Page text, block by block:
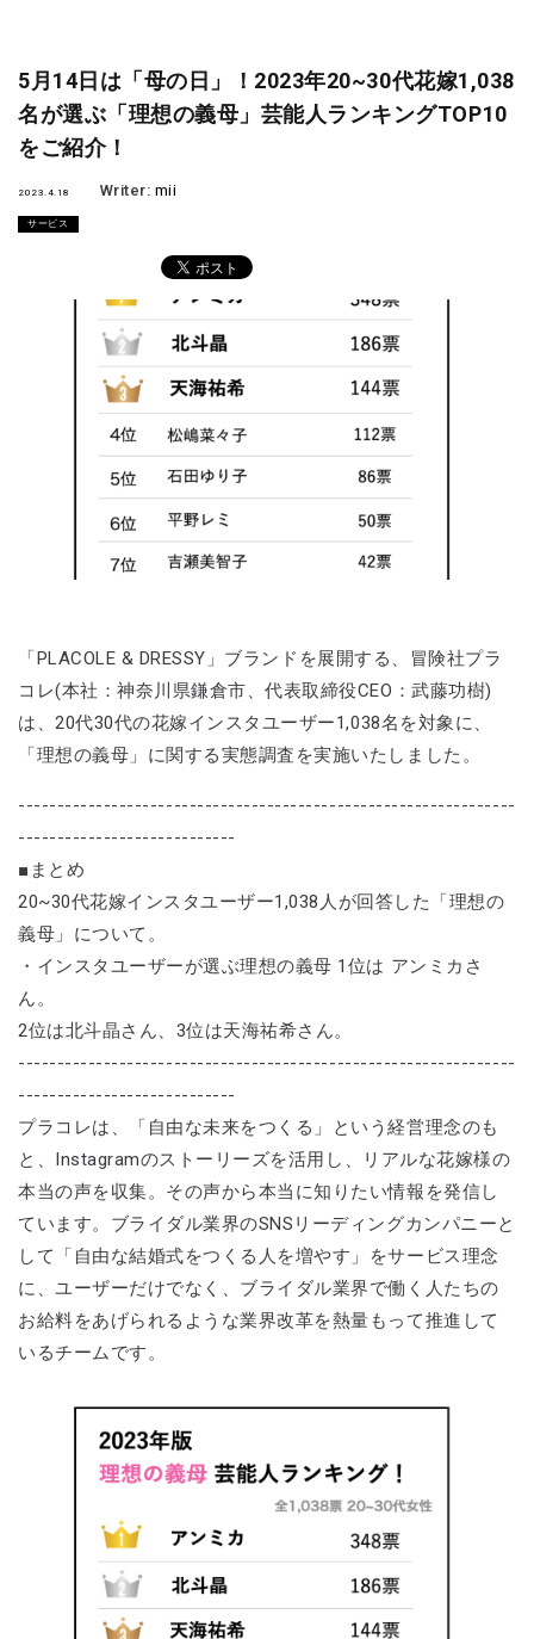
5月14日は「母の日」！2023年20~30代花嫁1,038
名が選ぶ「理想の義母」芸能人ランキングTOP10
をご紹介！
2023.4.18 Writer: mii
サービス
「PLACOLE & DRESSY」ブランドを展開する、冒険社プラ
コレ(本社：神奈川県鎌倉市、代表取締役CEO：武藤功樹)
は、20代30代の花嫁インスタユーザー1,038名を対象に、
「理想の義母」に関する実態調査を実施いたしました。
----------------------------------------------------------------
----------------------------
■まとめ
20~30代花嫁インスタユーザー1,038人が回答した「理想の
義母」について。
・インスタユーザーが選ぶ理想の義母 1位は アンミカさ
ん。
2位は北斗晶さん、3位は天海祐希さん。
----------------------------------------------------------------
----------------------------
プラコレは、「自由な未来をつくる」という経営理念のも
と、Instagramのストーリーズを活用し、リアルな花嫁様の
本当の声を収集。その声から本当に知りたい情報を発信し
ています。ブライダル業界のSNSリーディングカンパニーと
して「自由な結婚式をつくる人を増やす」をサービス理念
に、ユーザーだけでなく、ブライダル業界で働く人たちの
お給料をあげられるような業界改革を熱量もって推進して
いるチームです。